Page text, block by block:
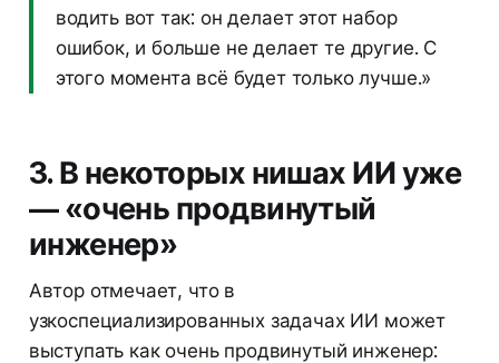
водить вот так: он делает этот набор
ошибок, и больше не делает те другие. С
этого момента всё будет только лучше.»
3. В некоторых нишах ИИ уже
— «очень продвинутый
инженер»
Автор отмечает, что в
узкоспециализированных задачах ИИ может
выступать как очень продвинутый инженер: